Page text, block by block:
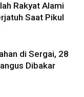
Rakyat Alami
Saat Pikul
di Sergai, 28
Dibakar